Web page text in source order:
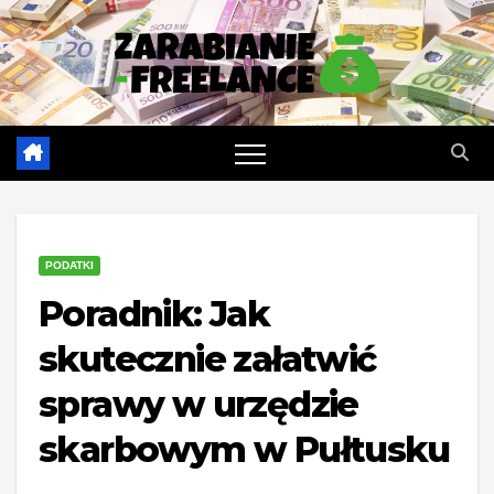
Skip
to
content
PODATKI
Poradnik: Jak
skutecznie załatwić
sprawy w urzędzie
skarbowym w Pułtusku